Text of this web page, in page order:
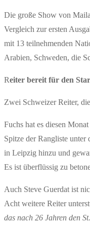
Die große Show von
Vergleich zur ersten
mit 13 teilnehmenden
Arabien, Schweden, die
Reiter bereit für den
Zwei Schweizer Reiter,
Fuchs hat es diesen
Spitze der Rangliste
in Leipzig hinzu und
Es ist überflüssig zu
Auch Steve Guerdat ist
Acht weitere Reiter
das nach 26 Jahren den